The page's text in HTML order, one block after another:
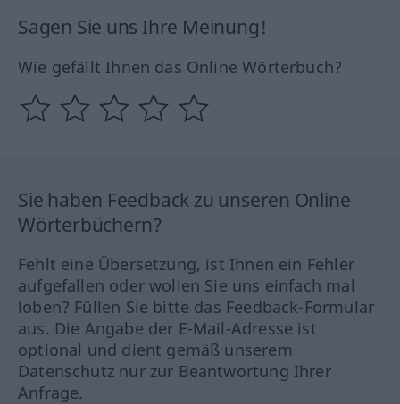
Sagen Sie uns Ihre Meinung!
Wie gefällt Ihnen das Online Wörterbuch?
Sie haben Feedback zu unseren Online
Wörterbüchern?
Fehlt eine Übersetzung, ist Ihnen ein Fehler
aufgefallen oder wollen Sie uns einfach mal
loben? Füllen Sie bitte das Feedback-Formular
aus. Die Angabe der E-Mail-Adresse ist
optional und dient gemäß unserem
Datenschutz nur zur Beantwortung Ihrer
Anfrage.